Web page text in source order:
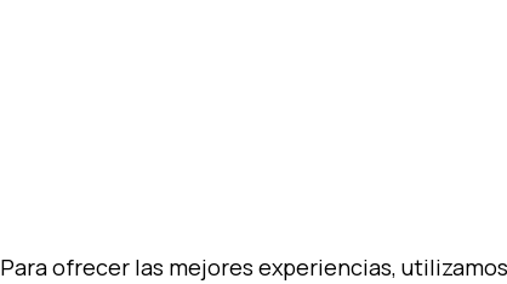
Para ofrecer las mejores experiencias,